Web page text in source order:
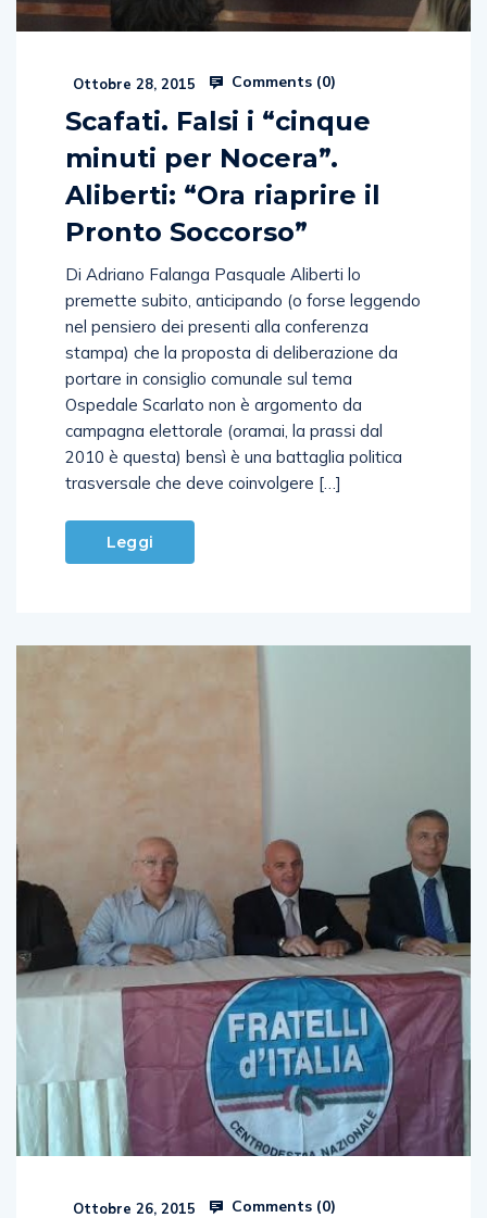
Ottobre 28, 2015 Comments (0)
Scafati. Falsi i “cinque
minuti per Nocera”.
Aliberti: “Ora riaprire il
Pronto Soccorso”
Di Adriano Falanga Pasquale Aliberti lo
premette subito, anticipando (o forse leggendo
nel pensiero dei presenti alla conferenza
stampa) che la proposta di deliberazione da
portare in consiglio comunale sul tema
Ospedale Scarlato non è argomento da
campagna elettorale (oramai, la prassi dal
2010 è questa) bensì è una battaglia politica
trasversale che deve coinvolgere […]
Leggi
Ottobre 26, 2015 Comments (0)